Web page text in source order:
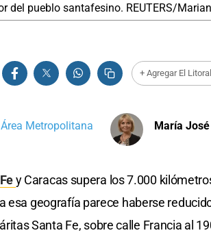
del pueblo santafesino. REUTERS/
+ Agregar El
Área Metropolitana María
y Caracas supera los 7.000
esa geografía parece haberse
Santa Fe, sobre calle Francia al